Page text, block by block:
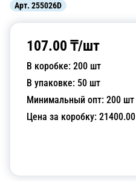
Арт. 255026D
107.00 ₸/шт
В коробке: 200 шт
В упаковке: 50 шт
Минимальный опт: 200 шт
Цена за коробку: 21400.00